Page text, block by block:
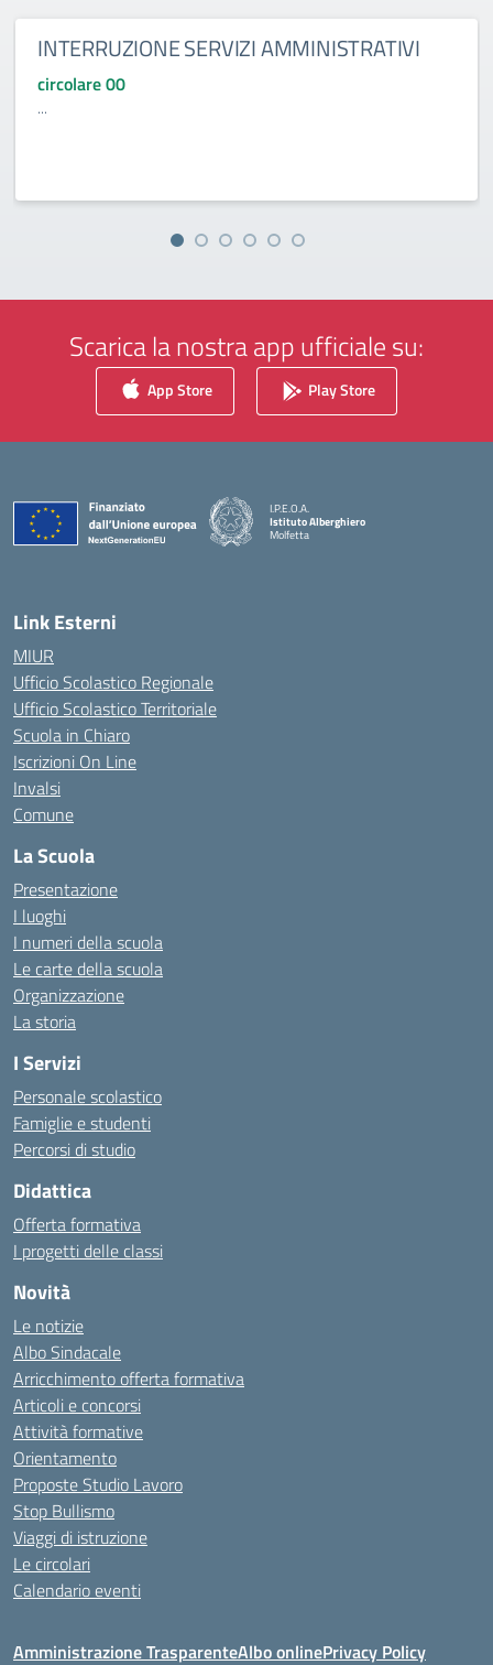
INTERRUZIONE SERVIZI AMMINISTRATIVI
circolare 00
...
Scarica la nostra app ufficiale su:
App Store Play Store
I.P.E.O.A.
Istituto Alberghiero
Molfetta
Link Esterni
MIUR
Ufficio Scolastico Regionale
Ufficio Scolastico Territoriale
Scuola in Chiaro
Iscrizioni On Line
Invalsi
Comune
La Scuola
Presentazione
I luoghi
I numeri della scuola
Le carte della scuola
Organizzazione
La storia
I Servizi
Personale scolastico
Famiglie e studenti
Percorsi di studio
Didattica
Offerta formativa
I progetti delle classi
Novità
Le notizie
Albo Sindacale
Arricchimento offerta formativa
Articoli e concorsi
Attività formative
Orientamento
Proposte Studio Lavoro
Stop Bullismo
Viaggi di istruzione
Le circolari
Calendario eventi
Amministrazione TrasparenteAlbo onlinePrivacy Policy